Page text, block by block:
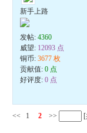
新手上路
发帖:4360
威望: 12093 点
铜币:3677 枚
贡献值:0 点
好评度:0 点
<< 1 2 >>